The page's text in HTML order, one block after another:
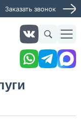
Заказать звонок
с политикой